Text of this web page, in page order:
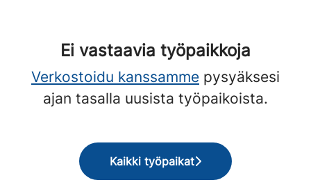
Ei vastaavia työpaikkoja
Verkostoidu kanssamme pysyäksesi
ajan tasalla uusista työpaikoista.
Kaikki työpaikat